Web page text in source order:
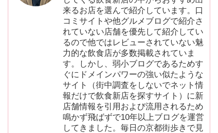
来るお店を選んで紹介しています。口
コミサイトや他グルメブログで紹介さ
れていない店舗を優先して紹介してい
るので他ではレビューされていない魅
力的な飲食店が多数掲載されていま
す。しかし、弱小ブログであるためす
ぐにドメインパワーの強い似たような
サイト（街中調査をしないでネット情
報だけで飲食新店を探すサイト）に新
店舗情報を引用および流用されるため
鳴かず飛ばずで10年以上ブログを運営
してきました。毎日の京都街歩きで見